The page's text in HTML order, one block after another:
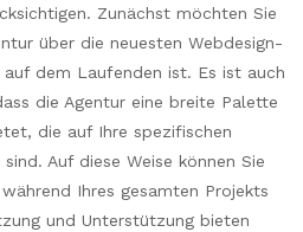
Zunächst möchten Sie
über die neuesten Webdesign-
dem Laufenden ist. Es ist auch
die Agentur eine breite Palette
die auf Ihre spezifischen
Auf diese Weise können Sie
Ihres gesamten Projekts
und Unterstützung bieten